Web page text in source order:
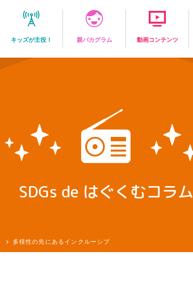
キッズが主役！ 親バカグラム 動画コンテンツ
SDGs de はぐくむコラム
多様性の先にあるインクルーシブ